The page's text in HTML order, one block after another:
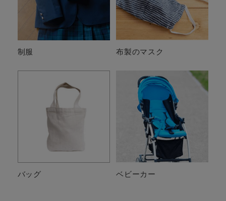
制服 布製のマスク
バッグ ベビーカー